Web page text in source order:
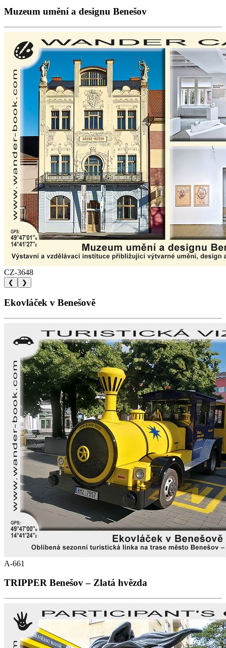
Muzeum umění a designu Benešov
CZ-3648
❮ ❯
Ekovláček v Benešově
A-661
TRIPPER Benešov – Zlatá hvězda